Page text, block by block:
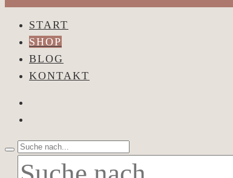
START
SHOP
BLOG
KONTAKT